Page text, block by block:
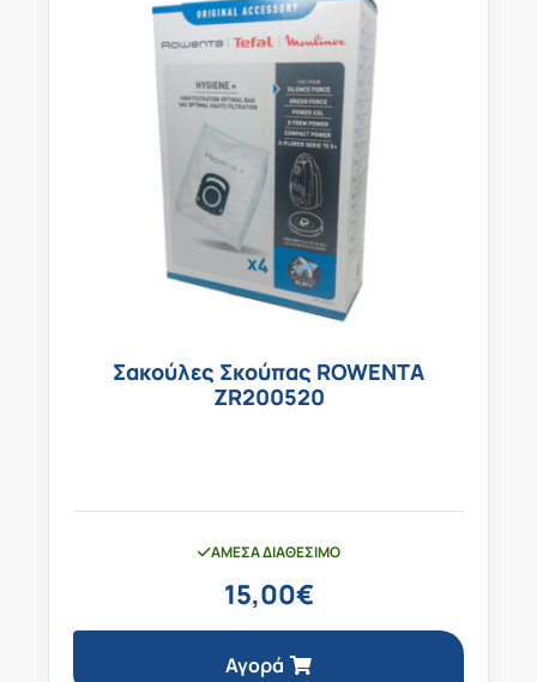
Σακούλες Σκούπας ROWENTA
ZR200520
ΆΜΕΣΑ ΔΙΑΘΈΣΙΜΟ
15,00€
Αγορά